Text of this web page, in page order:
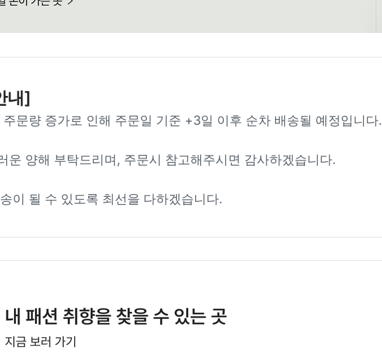
내]
문량 증가로 인해 주문일 기준 +3일 이후 순차 배송될 예정입니다.
운 양해 부탁드리며, 주문시 참고해주시면 감사하겠습니다.
이 될 수 있도록 최선을 다하겠습니다.